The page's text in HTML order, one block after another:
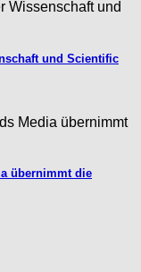
und Scientific
übernimmt die